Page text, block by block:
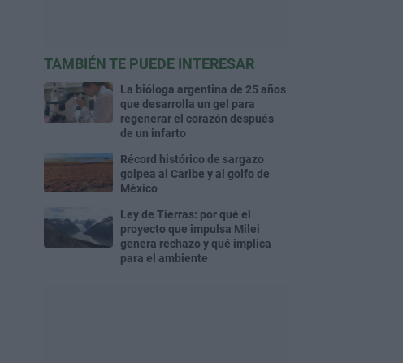
TAMBIÉN TE PUEDE INTERESAR
La bióloga argentina de 25 años
que desarrolla un gel para
regenerar el corazón después
de un infarto
Récord histórico de sargazo
golpea al Caribe y al golfo de
México
Ley de Tierras: por qué el
proyecto que impulsa Milei
genera rechazo y qué implica
para el ambiente